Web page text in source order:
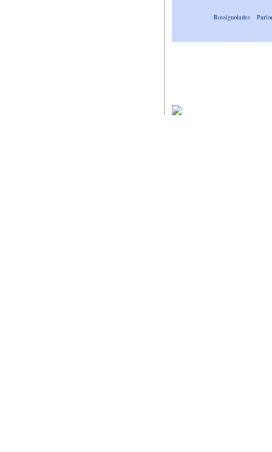
Rossignolades